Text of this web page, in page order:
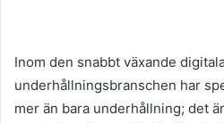
e
m
Inom den snabbt växande
underhållningsbranschen har
mer än bara underhållning; det